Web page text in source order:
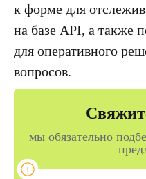
к форме для
на базе API, а также
для оперативного
вопросов.
мы обязательно